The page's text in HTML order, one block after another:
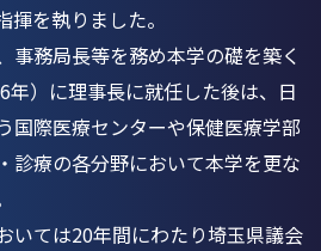
を執りました。
事務局長等を務め本学の礎を築く
年）に理事長に就任した後は、日
国際医療センターや保健医療学部
診療の各分野において本学を更な
いては20年間にわたり埼玉県議会